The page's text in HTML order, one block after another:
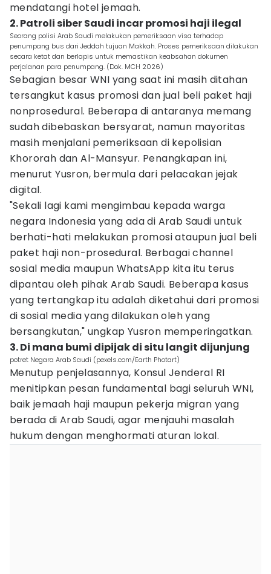
mendatangi hotel jemaah.
2. Patroli siber Saudi incar promosi haji ilegal
Seorang polisi Arab Saudi melakukan pemeriksaan visa terhadap
penumpang bus dari Jeddah tujuan Makkah. Proses pemeriksaan dilakukan
secara ketat dan berlapis untuk memastikan keabsahan dokumen
perjalanan para penumpang. (Dok. MCH 2026)
Sebagian besar WNI yang saat ini masih ditahan
tersangkut kasus promosi dan jual beli paket haji
nonprosedural. Beberapa di antaranya memang
sudah dibebaskan bersyarat, namun mayoritas
masih menjalani pemeriksaan di kepolisian
Khororah dan Al-Mansyur. Penangkapan ini,
menurut Yusron, bermula dari pelacakan jejak
digital.
"Sekali lagi kami mengimbau kepada warga
negara Indonesia yang ada di Arab Saudi untuk
berhati-hati melakukan promosi ataupun jual beli
paket haji non-prosedural. Berbagai channel
sosial media maupun WhatsApp kita itu terus
dipantau oleh pihak Arab Saudi. Beberapa kasus
yang tertangkap itu adalah diketahui dari promosi
di sosial media yang dilakukan oleh yang
bersangkutan," ungkap Yusron memperingatkan.
3. Di mana bumi dipijak di situ langit dijunjung
potret Negara Arab Saudi (pexels.com/Earth Photart)
Menutup penjelasannya, Konsul Jenderal RI
menitipkan pesan fundamental bagi seluruh WNI,
baik jemaah haji maupun pekerja migran yang
berada di Arab Saudi, agar menjauhi masalah
hukum dengan menghormati aturan lokal.